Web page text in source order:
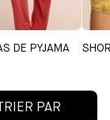
DE PYJAMA
PAR